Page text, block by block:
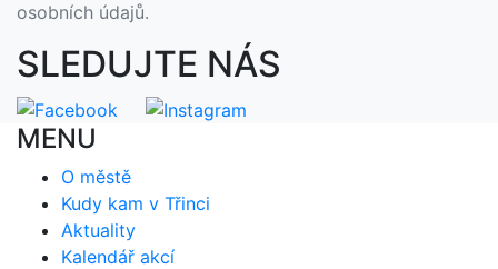
osobních údajů.
SLEDUJTE NÁS
MENU
O městě
Kudy kam v Třinci
Aktuality
Kalendář akcí